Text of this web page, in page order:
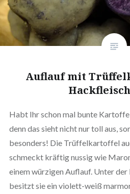
Auflauf mit
Habt Ihr schon mal bunte
denn das sieht nicht nur toll aus,
besonders! Die Trüffelkartoffel
schmeckt kräftig nussig wie
einem würzigen Auflauf. Unter
besitzt sie ein violett-weiß